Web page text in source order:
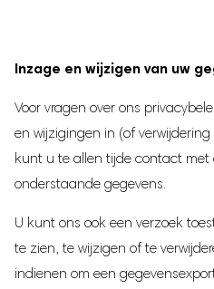
Inzage en wijzigen van uw
Voor vragen over ons
en wijzigingen in (of
kunt u te allen tijde contact met
onderstaande gegevens.
U kunt ons ook een verzoek
te zien, te wijzigen of te
indienen om een